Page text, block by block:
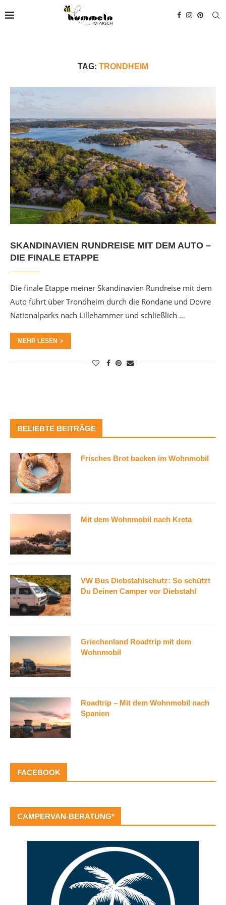
TAG: TRONDHEIM
SKANDINAVIEN RUNDREISE MIT DEM AUTO –
DIE FINALE ETAPPE
Die finale Etappe meiner Skandinavien Rundreise mit dem
Auto führt über Trondheim durch die Rondane und Dovre
Nationalparks nach Lillehammer und schließlich …
MEHR LESEN
BELIEBTE BEITRÄGE
Frisches Brot backen im Wohnmobil
Mit dem Wohnmobil nach Kreta
VW Bus Diebstahlschutz: So schützt
Du Deinen Camper vor Diebstahl
Griechenland Roadtrip mit dem
Wohnmobil
Roadtrip – Mit dem Wohnmobil nach
Spanien
FACEBOOK
CAMPERVAN-BERATUNG*